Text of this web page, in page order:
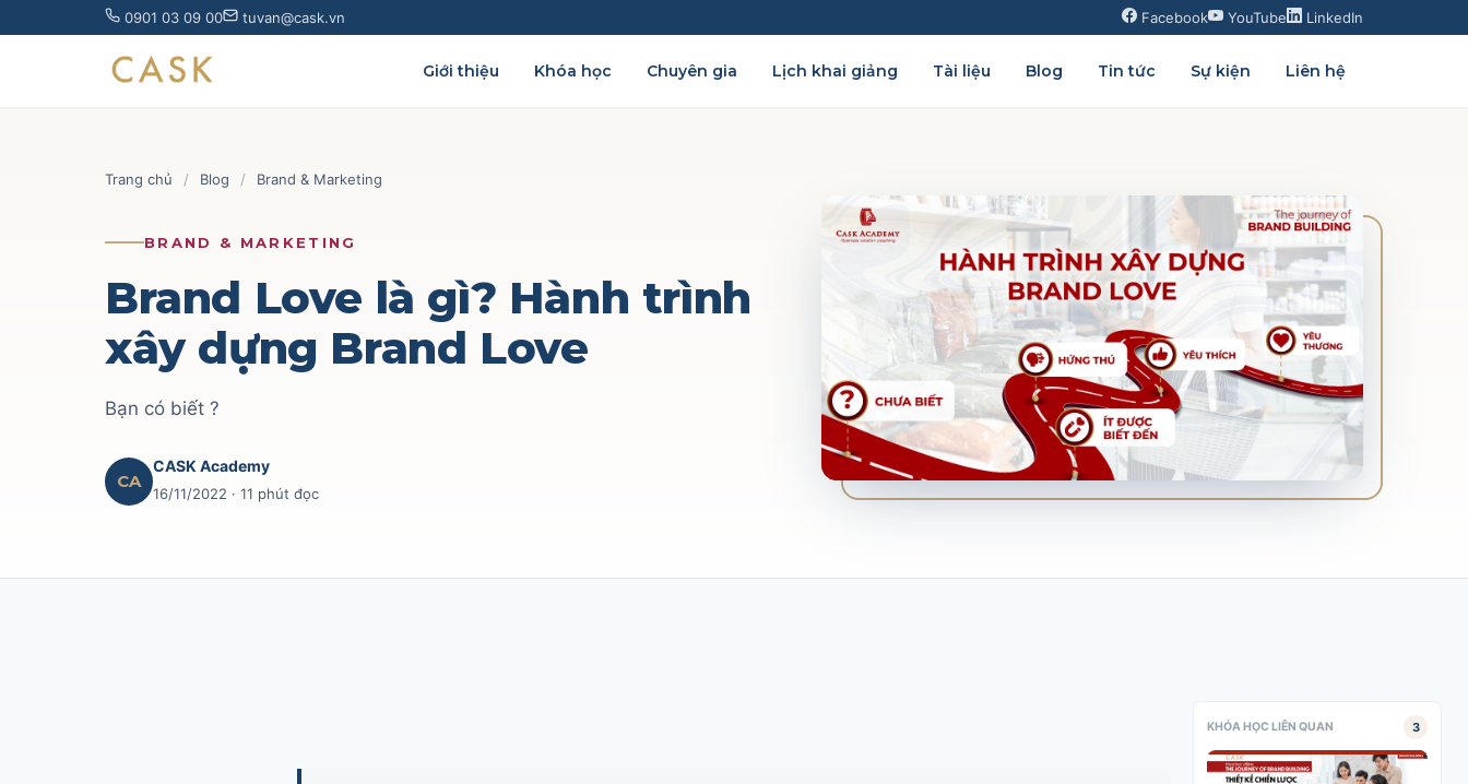
0901 03 09 00 tuvan@cask.vn Facebook YouTube LinkedIn
Giới thiệu Khóa học Chuyên gia Lịch khai giảng Tài liệu Blog Tin tức Sự kiện Liên hệ
Trang chủ / Blog / Brand & Marketing
BRAND & MARKETING
Brand Love là gì? Hành trình
xây dựng Brand Love
Bạn có biết ?
CA
CASK Academy
16/11/2022 · 11 phút đọc
KHÓA HỌC LIÊN QUAN 3